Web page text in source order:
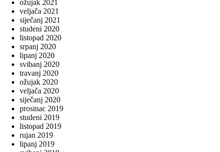
ožujak 2021
veljača 2021
siječanj 2021
studeni 2020
listopad 2020
srpanj 2020
lipanj 2020
svibanj 2020
travanj 2020
ožujak 2020
veljača 2020
siječanj 2020
prosinac 2019
studeni 2019
listopad 2019
rujan 2019
lipanj 2019